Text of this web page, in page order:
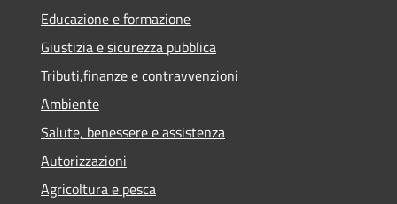
Educazione e formazione
Giustizia e sicurezza pubblica
Tributi,finanze e contravvenzioni
Ambiente
Salute, benessere e assistenza
Autorizzazioni
Agricoltura e pesca